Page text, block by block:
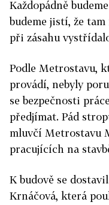
Každopádně
budeme jistí, že
při zásahu
Podle Metrostavu,
provádí, nebyly
se bezpečnosti
předjímat. Pád
mluvčí Metrostavu
pracujících na
K budově se
Krnáčová, která